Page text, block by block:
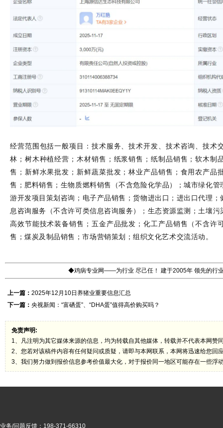
经营范围包括一般项目：技术服务、技术开发、技术咨询、技术
林；树木种植经营；木材销售；纸浆销售；纸制品销售；软木制
售；新鲜水果批发；新鲜蔬菜批发；林业产品销售；食用农产品
售；肥料销售；生物质燃料销售（不含危险化学品）；城市绿化
游开发项目策划咨询；电子产品销售；货物进出口；进出口代理
息咨询服务（不含许可类信息咨询服务）；生态资源监测；土壤
高效节能技术装备销售；五金产品批发；化工产品销售（不含许
售；煤炭及制品销售；市场营销策划；组织文化艺术交流活动。
◆鸡病专业网——为行业 尽己任！ 建于2005年 领先的行
上一篇： 2025年12月10日养猪业重要信息汇总
下一篇： 央视新闻：“富硒蛋”、“DHA蛋”值得高价购买吗？
免责声明:
1、凡注明为其它媒体来源的信息，均为转载自其他媒体，转载并不代表本网赞
2、您若对该稿件内容有任何疑问或质疑，请即与本网联系，本网将迅速给您回
3、我们努力做到报价信息参考价值最大化，对于报价同一地区可能存在一些浮
业务/问题反馈：198-371-66310